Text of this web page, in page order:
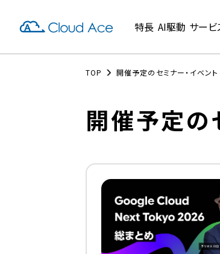
特長 AI駆動 サービ
TOP 開催予定のセミナー・イベント
開催予定の